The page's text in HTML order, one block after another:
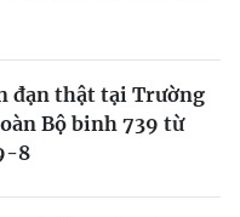
đạn thật tại Trường
Bộ binh 739 từ
8